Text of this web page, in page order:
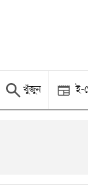
খুঁজুন ই-